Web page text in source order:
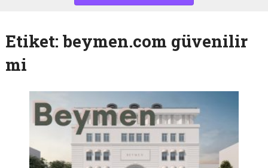
Etiket: beymen.com güvenilir
mi